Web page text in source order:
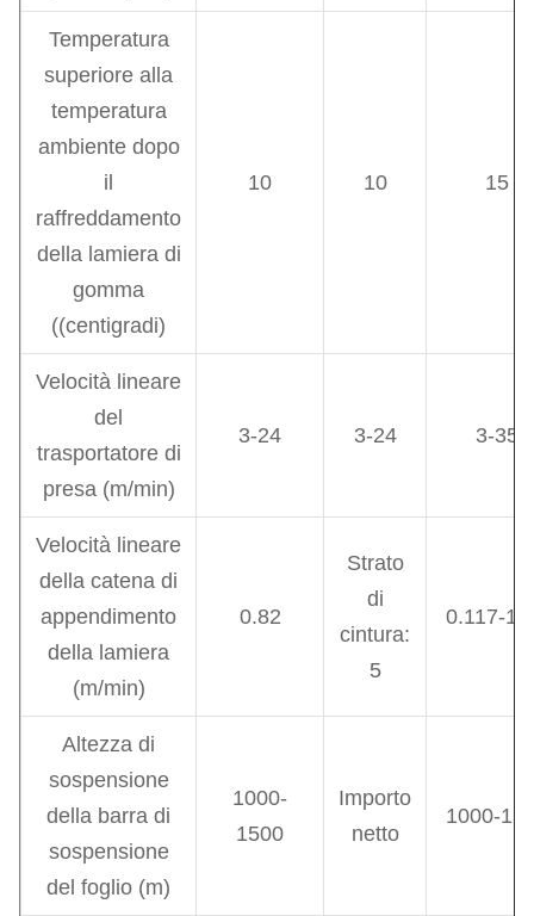
Temperatura
superiore alla
temperatura
ambiente dopo
il
raffreddamento
della lamiera di
gomma
((centigradi)
10 10 15
Velocità lineare
del
trasportatore di
presa (m/min)
3-24 3-24 3-35
Velocità lineare
della catena di
appendimento
della lamiera
(m/min)
0.82
Strato
di
cintura:
5
0.117-
Altezza di
sospensione
della barra di
sospensione
del foglio (m)
1000-
1500
Importo
netto
1000-